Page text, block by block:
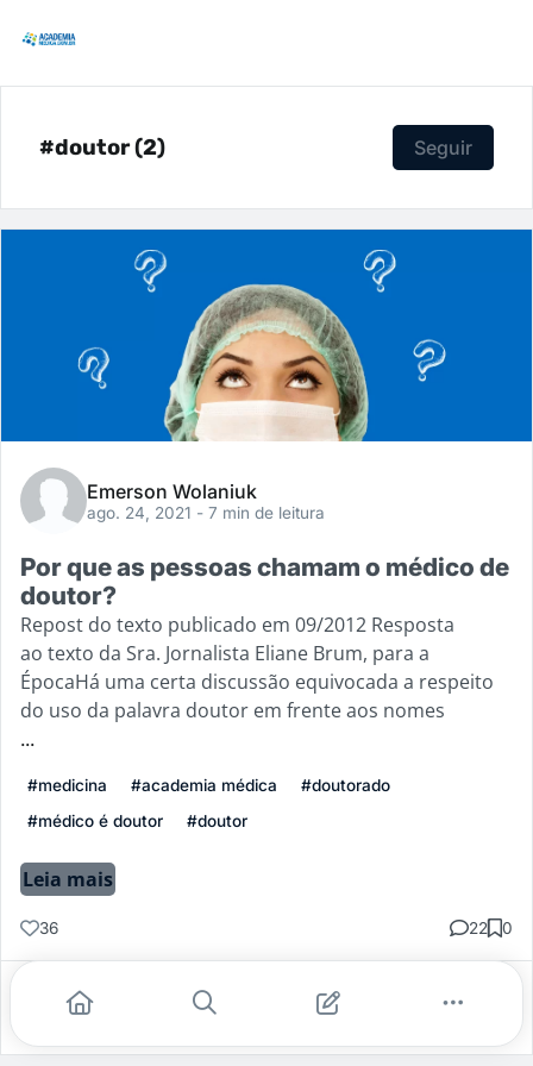
#doutor (2) Seguir
Emerson Wolaniuk
ago. 24, 2021 - 7 min de leitura
Por que as pessoas chamam o médico de
doutor?
Repost do texto publicado em 09/2012 Resposta
ao texto da Sra. Jornalista Eliane Brum, para a
ÉpocaHá uma certa discussão equivocada a respeito
do uso da palavra doutor em frente aos nomes
...
#medicina #academia médica
#doutorado
#médico é doutor
#doutor
Leia mais
36 22 0
Gostei Comentar Salvar